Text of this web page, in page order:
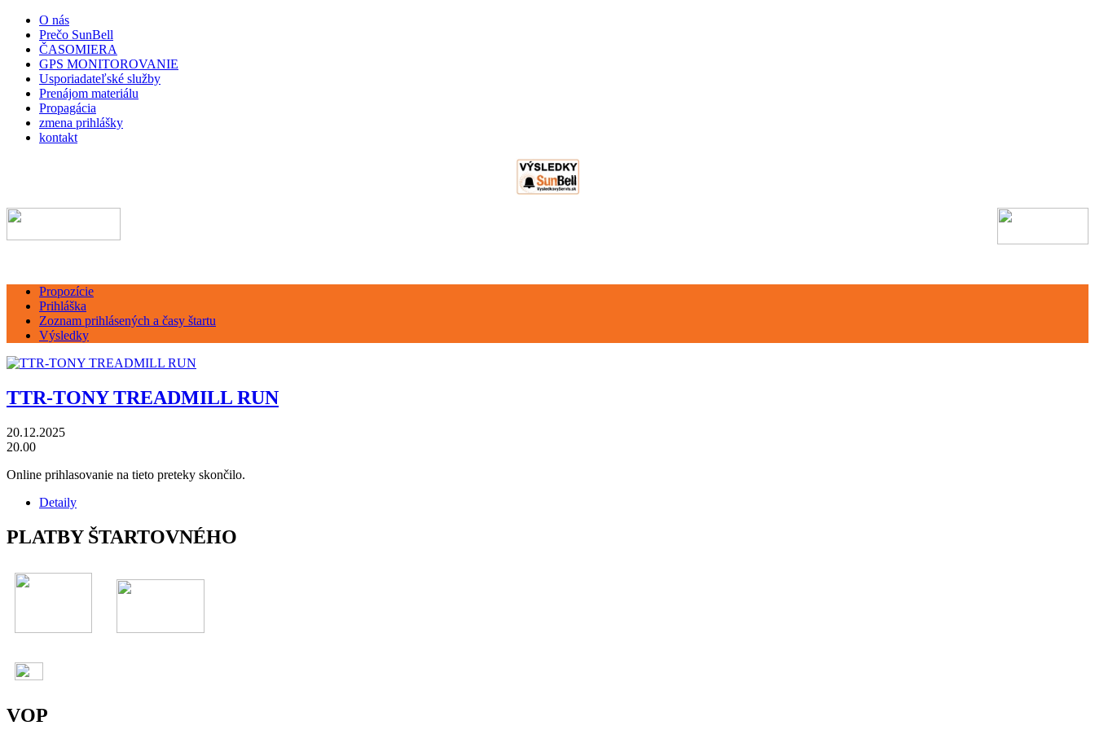
O nás
Prečo SunBell
ČASOMIERA
GPS MONITOROVANIE
Usporiadateľské služby
Prenájom materiálu
Propagácia
zmena prihlášky
kontakt
Propozície
Prihláška
Zoznam prihlásených a časy štartu
Výsledky
TTR-TONY TREADMILL RUN
20.12.2025
20.00
Online prihlasovanie na tieto preteky skončilo.
Detaily
PLATBY ŠTARTOVNÉHO
VOP